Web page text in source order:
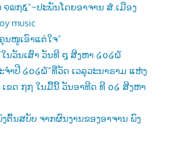
໑໙໗໕”~ປະພັນໂດຍອາຈານ ສໍ.ເມືອງ
music
ນໜູເອົາແຕ່ໃຈ”
ໃນວັນເສົາ ວັນທີ ໘ ສີງຫາ ໒໐໒໖
ຈຳປີ ໒໐໒໖”ທີ່ວັດ ເວລຸວະນາຣາມ ແຫ່ງ
ຂດ ໗໗ ໃນມື້ນີ້ ວັນອາທີດ ທີ ໐໒ ສີງຫາ
ງຕົ້ນສບັບ ຈາກຜົນງານຂອງອາຈານ ພົງ